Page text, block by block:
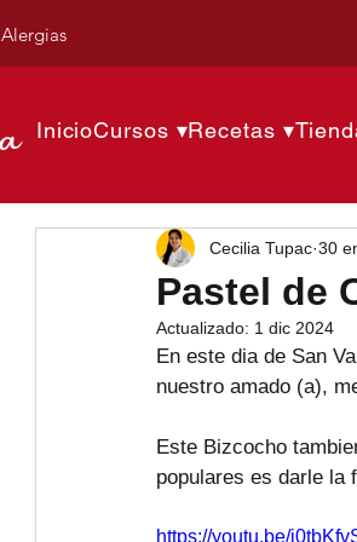
Alergias
InicioCursos ▾Recetas ▾
Pastel de
Cecilia Tupac 30
Actualizado: 1 dic 2024
En este dia de San
nuestro amado (a),
Este Bizcocho
populares es darle la
https://youtu.be/